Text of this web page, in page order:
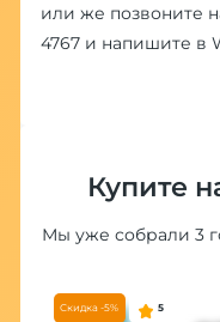
или же позвоните
4767и напишите в
Купите
Мы уже собрали 3
Скидка -5% 5